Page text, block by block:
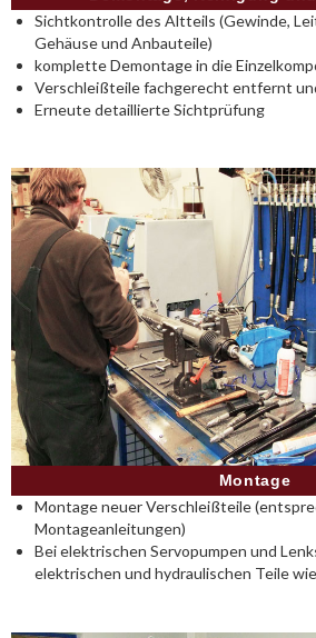
Sichtkontrolle des Altteils (Gewinde,
Gehäuse und Anbauteile)
komplette Demontage in die
Verschleißteile fachgerecht entfernt
Erneute detaillierte Sichtprüfung
Montage
Montage neuer Verschleißteile
Montageanleitungen)
Bei elektrischen Servopumpen und
elektrischen und hydraulischen Teile